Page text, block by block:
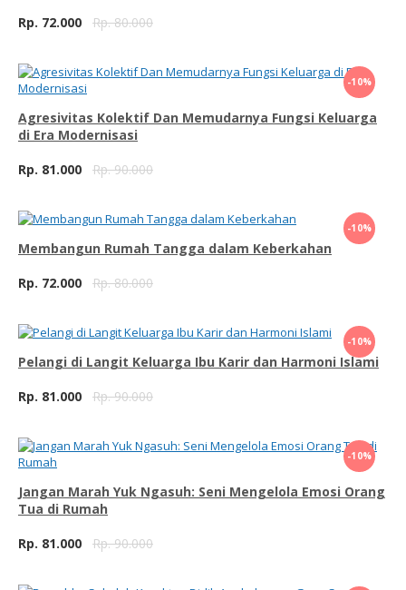
Rp. 72.000
Rp. 80.000
-10%
Agresivitas Kolektif Dan Memudarnya Fungsi Keluarga
di Era Modernisasi
Rp. 81.000
Rp. 90.000
Beli Sekarang
-10%
Membangun Rumah Tangga dalam Keberkahan
Rp. 72.000
Rp. 80.000
Beli Sekarang
-10%
Pelangi di Langit Keluarga Ibu Karir dan Harmoni Islami
Rp. 81.000
Rp. 90.000
Beli Sekarang
-10%
Jangan Marah Yuk Ngasuh: Seni Mengelola Emosi Orang
Tua di Rumah
Rp. 81.000
Rp. 90.000
Beli Sekarang